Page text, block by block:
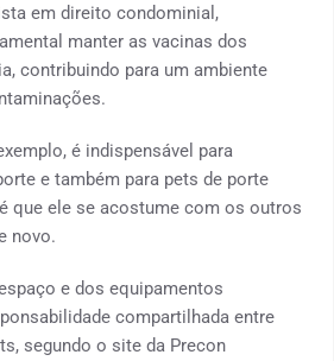
em direito condominial,
manter as vacinas dos
contribuindo para um ambiente
é indispensável para
e também para pets de porte
que ele se acostume com os outros
novo.
e dos equipamentos
compartilhada entre
segundo o site da Precon